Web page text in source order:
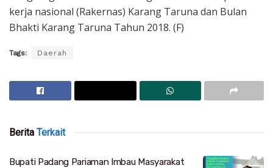
kerja nasional (Rakernas) Karang Taruna dan Bulan
Bhakti Karang Taruna Tahun 2018. (F)
Tags: Daerah
Berita Terkait
Bupati Padang Pariaman Imbau Masyarakat